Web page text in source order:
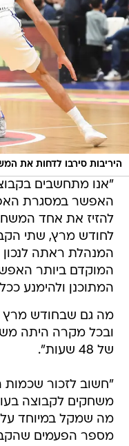
היריבות סירבו לדחות את
"אנו מתחשבים
האפשר במסגרת
להזיז את אחד
לחודש מרץ, שתי
המנהלת ראתה
המוקדם ביותר
המתוכנן ולהימנע
מה גם שבחודש מרץ
ובכל מקרה היתה
של 48 שעות".
מה שמקל במיוחד על
מספר הפעמים